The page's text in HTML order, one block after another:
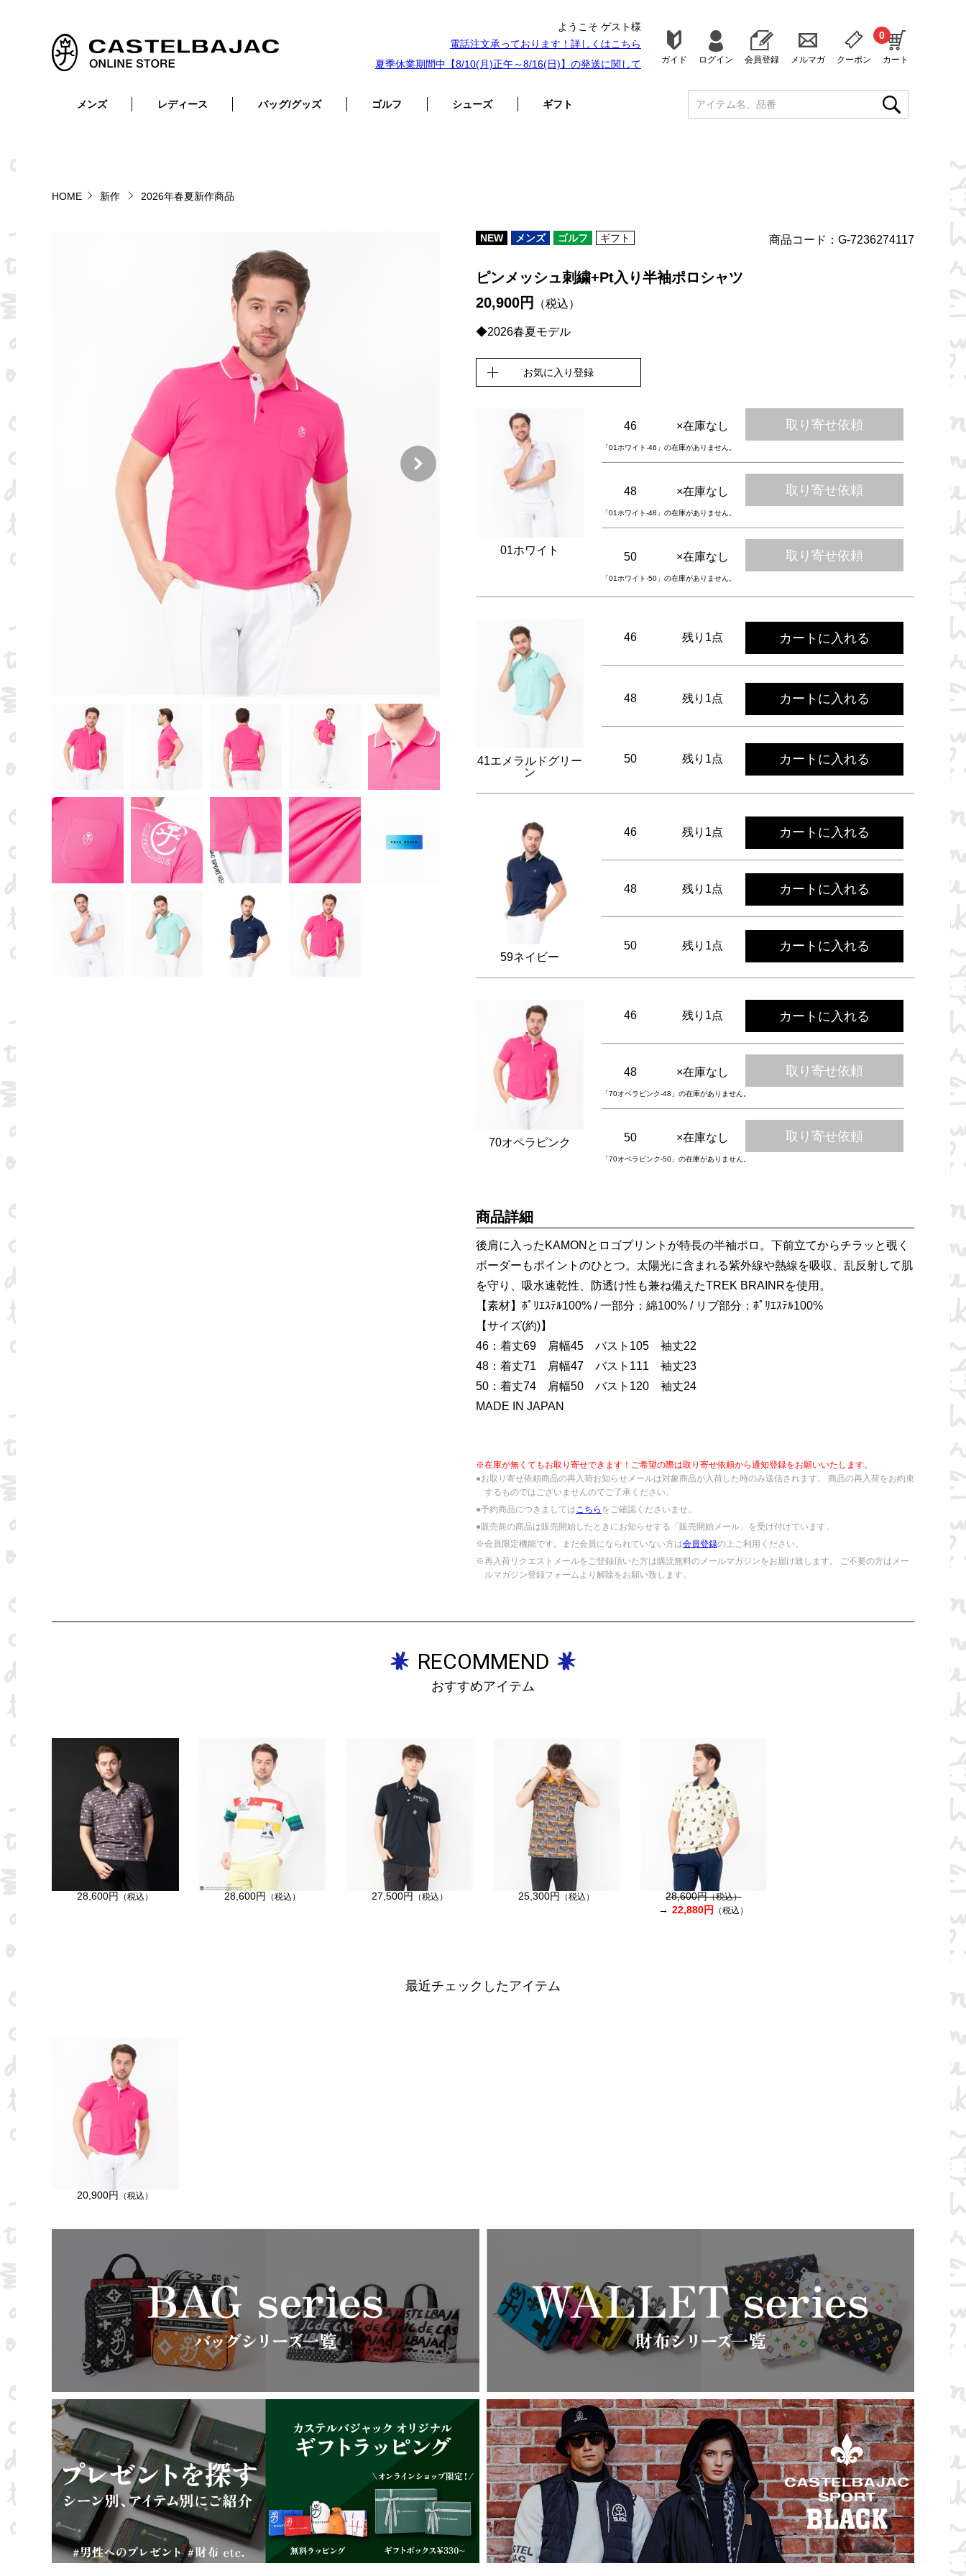
ようこそ ゲスト様
電話注文承っております！詳しくはこちら
夏季休業期間中【8/10(月)正午～8/16(日)】の発送に関して
ガイド ログイン 会員登録 メルマガ クーポン カート
0
メンズ レディース バッグ/グッズ ゴルフ シューズ ギフト
HOME 新作 2026年春夏新作商品
NEW メンズ ゴルフ ギフト 商品コード：G-7236274117
ピンメッシュ刺繍+Pt入り半袖ポロシャツ
20,900円
（税込）
◆2026春夏モデル
お気に入り登録
01ホワイト
46 ×在庫なし 取り寄せ依頼
「01ホワイト-46」の在庫がありません。
48 ×在庫なし 取り寄せ依頼
「01ホワイト-48」の在庫がありません。
50 ×在庫なし 取り寄せ依頼
「01ホワイト-50」の在庫がありません。
41エメラルドグリー
ン
46 残り1点 カートに入れる
48 残り1点 カートに入れる
50 残り1点 カートに入れる
59ネイビー
46 残り1点 カートに入れる
48 残り1点 カートに入れる
50 残り1点 カートに入れる
70オペラピンク
46 残り1点 カートに入れる
48 ×在庫なし 取り寄せ依頼
「70オペラピンク-48」の在庫がありません。
50 ×在庫なし 取り寄せ依頼
「70オペラピンク-50」の在庫がありません。
商品詳細
後肩に入ったKAMONとロゴプリントが特長の半袖ポロ。下前立てからチラッと覗く
ボーダーもポイントのひとつ。太陽光に含まれる紫外線や熱線を吸収、乱反射して肌
を守り、吸水速乾性、防透け性も兼ね備えたTREK BRAINRを使用。
【素材】ﾎﾟﾘｴｽﾃﾙ100% / 一部分：綿100% / リブ部分：ﾎﾟﾘｴｽﾃﾙ100%
【サイズ(約)】
46：着丈69 肩幅45 バスト105 袖丈22
48：着丈71 肩幅47 バスト111 袖丈23
50：着丈74 肩幅50 バスト120 袖丈24
MADE IN JAPAN
※在庫が無くてもお取り寄せできます！ご希望の際は取り寄せ依頼から通知登録をお願いいたします。
●お取り寄せ依頼商品の再入荷お知らせメールは対象商品が入荷した時のみ送信されます。 商品の再入荷をお約束
するものではございませんのでご了承ください。
●予約商品につきましてはこちら をご確認くださいませ。
●販売前の商品は販売開始したときにお知らせする「販売開始メール」を受け付けています。
※会員限定機能です。まだ会員になられていない方は会員登録の上ご利用ください。
※再入荷リクエストメールをご登録頂いた方は購読無料のメールマガジンをお届け致します。 ご不要の方はメー
ルマガジン登録フォームより解除をお願い致します。
RECOMMEND
おすすめアイテム
28,600円 （税込） 28,600円 （税込） 27,500円 （税込） 25,300円 （税込） 28,600円（税込）
22,880円 （税込）
最近チェックしたアイテム
20,900円 （税込）